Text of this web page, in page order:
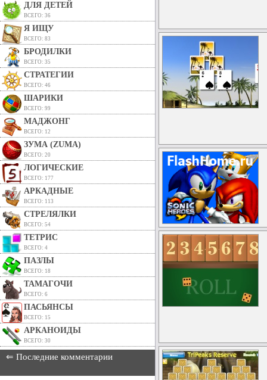
ДЛЯ ДЕТЕЙ
ВСЕГО: 36
Я ИЩУ
ВСЕГО: 83
БРОДИЛКИ
ВСЕГО: 35
СТРАТЕГИИ
ВСЕГО: 46
ШАРИКИ
ВСЕГО: 99
МАДЖОНГ
ВСЕГО: 12
ЗУМА (ZUMA)
ВСЕГО: 20
ЛОГИЧЕСКИЕ
ВСЕГО: 177
АРКАДНЫЕ
ВСЕГО: 113
СТРЕЛЯЛКИ
ВСЕГО: 54
ТЕТРИС
ВСЕГО: 4
ПАЗЛЫ
ВСЕГО: 18
ТАМАГОЧИ
ВСЕГО: 6
ПАСЬЯНСЫ
ВСЕГО: 15
АРКАНОИДЫ
ВСЕГО: 30
⇐ Последние комментарии